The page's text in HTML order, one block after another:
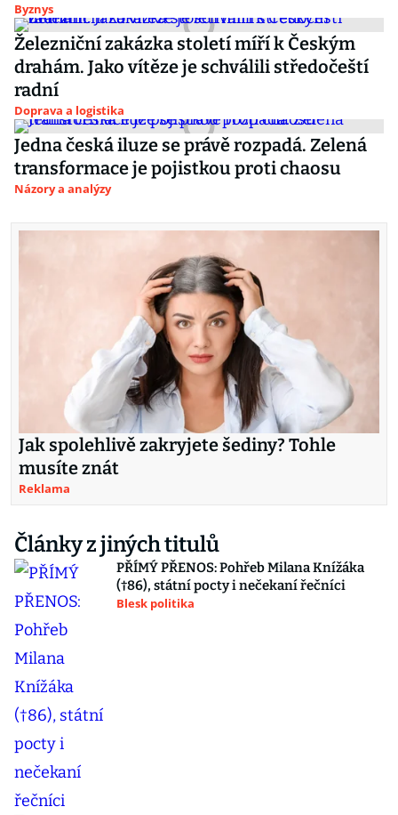
Byznys
Železniční zakázka století míří k Českým
drahám. Jako vítěze je schválili středočeští
radní
Doprava a logistika
Jedna česká iluze se právě rozpadá. Zelená
transformace je pojistkou proti chaosu
Názory a analýzy
Jak spolehlivě zakryjete šediny? Tohle
musíte znát
Reklama
Články z jiných titulů
PŘÍMÝ PŘENOS: Pohřeb Milana Knížáka
(†86), státní pocty i nečekaní řečníci
Blesk politika